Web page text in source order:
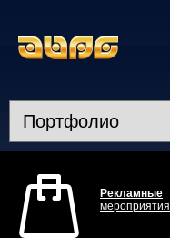
Рекламные
мероприятия